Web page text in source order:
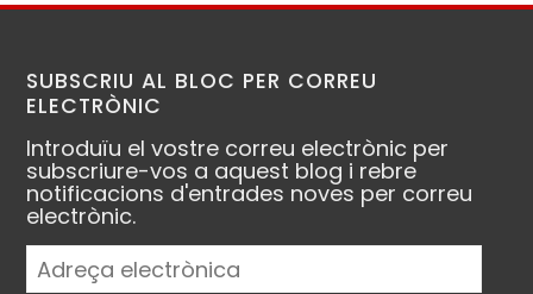
SUBSCRIU AL BLOC PER CORREU
ELECTRÒNIC
Introduïu el vostre correu electrònic per
subscriure-vos a aquest blog i rebre
notificacions d'entrades noves per correu
electrònic.
Adreça
electrònica